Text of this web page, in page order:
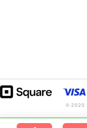
© 2020